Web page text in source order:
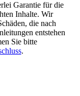
Garantie für die
Inhalte. Wir
die nach
entstehen
Sie bitte
.